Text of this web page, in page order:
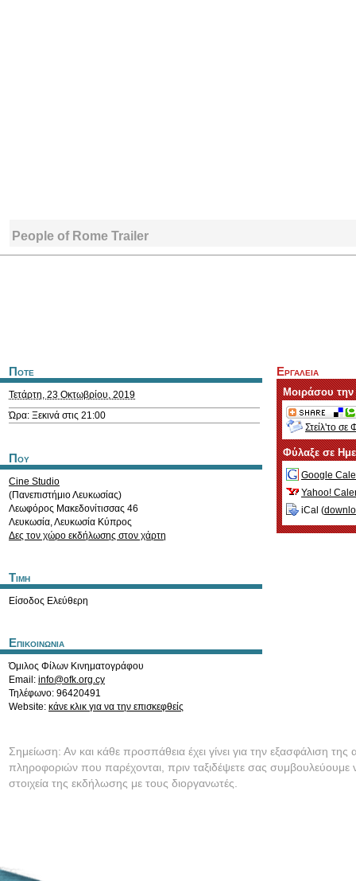
People of Rome Trailer
Ποτε
Τετάρτη, 23 Οκτωβρίου, 2019
Ώρα: Ξεκινά στις 21:00
Που
Cine Studio
(Πανεπιστήμιο Λευκωσίας)
Λεωφόρος Μακεδονίτισσας 46
Λευκωσία,Λευκωσία Κύπρος
Δες τον χώρο εκδήλωσης στον χάρτη
Τιμη
Είσοδος Ελεύθερη
Επικοινωνια
Όμιλος Φίλων Κινηματογράφου
Email: info@ofk.org.cy
Τηλέφωνο: 96420491
Website: κάνε κλικ για να την επισκεφθείς
Εργαλεια
Μοιράσου
Στείλ'το σε
Φύλαξε σε
Google
Yahoo!
iCal (
Σημείωση: Αν και κάθε προσπάθεια έχει γίνει για την εξασφάλιση της
πληροφοριών που παρέχονται, πριν ταξιδέψετε σας συμβουλεύουμε
στοιχεία της εκδήλωσης με τους διοργανωτές.